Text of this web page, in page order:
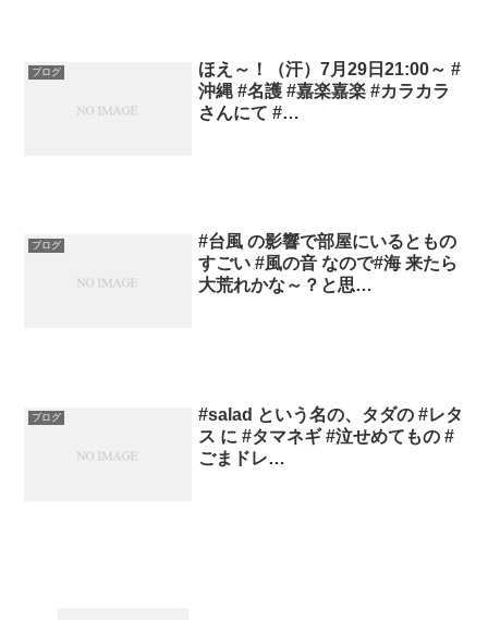
ブログ
ほえ～！（汗）7月29日21:00～ #
沖縄 #名護 #嘉楽嘉楽 #カラカラ
さんにて #…
ブログ
#台風 の影響で部屋にいるともの
すごい #風の音 なので#海 来たら
大荒れかな～？と思…
ブログ
#salad という名の、タダの #レタ
ス に #タマネギ #泣せめてもの #
ごまドレ…